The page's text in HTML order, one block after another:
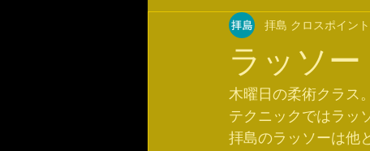
ラッソー
拝島 クロスポイン
木曜日の柔術クラス。
テクニックではラッ
拝島のラッソーは他